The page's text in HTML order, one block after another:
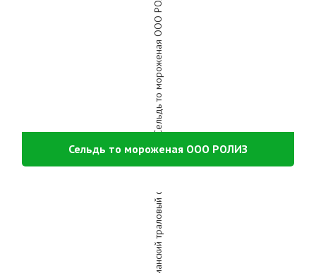
Сельдь то мороженая ООО РОЛИЗ